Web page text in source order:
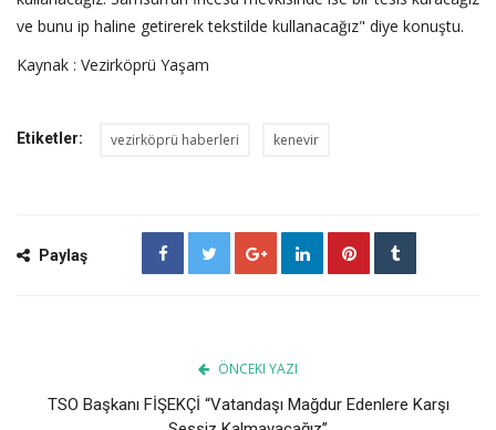
ve bunu ip haline getirerek tekstilde kullanacağız" diye konuştu.
Kaynak : Vezirköprü Yaşam
Etiketler: vezirköprü haberleri kenevir
Paylaş
ÖNCEKI YAZI
TSO Başkanı FİŞEKÇİ “Vatandaşı Mağdur Edenlere Karşı